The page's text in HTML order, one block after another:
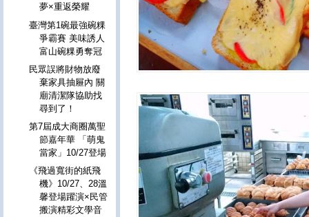
夢×重返榮耀
臺灣第1碗最強碗粿
爭霸賽 美味誘人
富山碗粿勇奪冠
民眾誤將財物放廢
棄家具抽屜內 關
廟清潔隊協助找
尋到了！
第7屆成大商圈萬聖
節嘉年華 「萌鬼
當家」10/27登場
《飛過寬街的紙飛
機》10/27、28溫
馨登場躍演×民管
搬演精彩文學音